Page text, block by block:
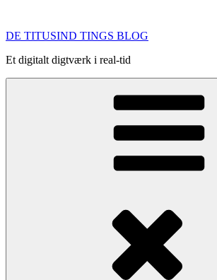
indhold
DE TITUSIND TINGS BLOG
Et digitalt digtværk i real-tid